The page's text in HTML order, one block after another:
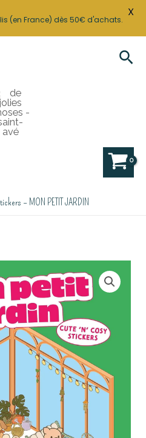
– MON PETIT JARDIN
(en France) dès 50€ d'achats.
X